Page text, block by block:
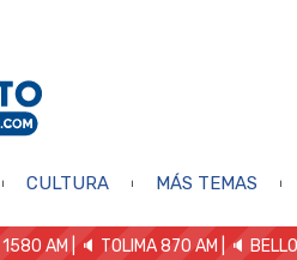
CULTURA MÁS TEMAS
1580 AM | 🔈 TOLIMA 870 AM | 🔈 BELLO